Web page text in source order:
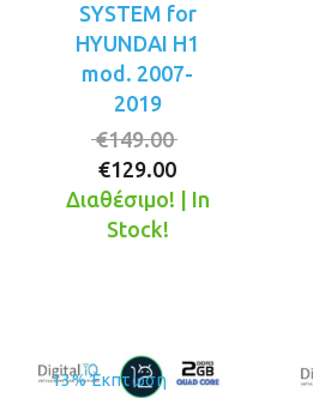
SYSTEM for
HYUNDAI H1
mod. 2007-
2019
€149.00
was:
€129.00
τρέχουσα
Διαθέσιμο! | In
Stock!
13% Έκπτωση